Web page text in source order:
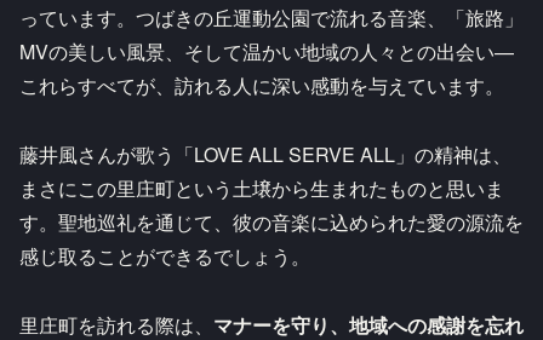
っています。つばきの丘運動公園で流れる音楽、「旅路」
MVの美しい風景、そして温かい地域の人々との出会い—
これらすべてが、訪れる人に深い感動を与えています。
藤井風さんが歌う「LOVE ALL SERVE ALL」の精神は、
まさにこの里庄町という土壌から生まれたものと思いま
す。聖地巡礼を通じて、彼の音楽に込められた愛の源流を
感じ取ることができるでしょう。
里庄町を訪れる際は、 マナーを守り、地域への感謝を忘れ